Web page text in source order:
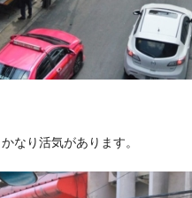
なり活気があります。